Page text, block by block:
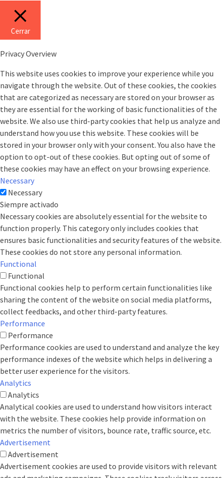
Cerrar
Privacy Overview
This website uses cookies to improve your experience while you
navigate through the website. Out of these cookies, the cookies
that are categorized as necessary are stored on your browser as
they are essential for the working of basic functionalities of the
website. We also use third-party cookies that help us analyze and
understand how you use this website. These cookies will be
stored in your browser only with your consent. You also have the
option to opt-out of these cookies. But opting out of some of
these cookies may have an effect on your browsing experience.
Necessary
Necessary
Siempre activado
Necessary cookies are absolutely essential for the website to
function properly. This category only includes cookies that
ensures basic functionalities and security features of the website.
These cookies do not store any personal information.
Functional
Functional
Functional cookies help to perform certain functionalities like
sharing the content of the website on social media platforms,
collect feedbacks, and other third-party features.
Performance
Performance
Performance cookies are used to understand and analyze the key
performance indexes of the website which helps in delivering a
better user experience for the visitors.
Analytics
Analytics
Analytical cookies are used to understand how visitors interact
with the website. These cookies help provide information on
metrics the number of visitors, bounce rate, traffic source, etc.
Advertisement
Advertisement
Advertisement cookies are used to provide visitors with relevant